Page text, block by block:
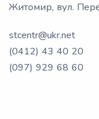
Житомир, вул.
stcentr@ukr.net
(0412) 43 40 20
(097) 929 68 60